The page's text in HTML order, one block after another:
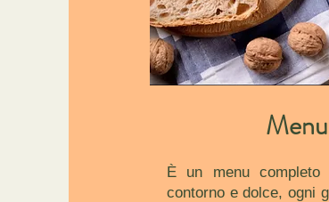
È un menu completo
contorno e dolce, ogni